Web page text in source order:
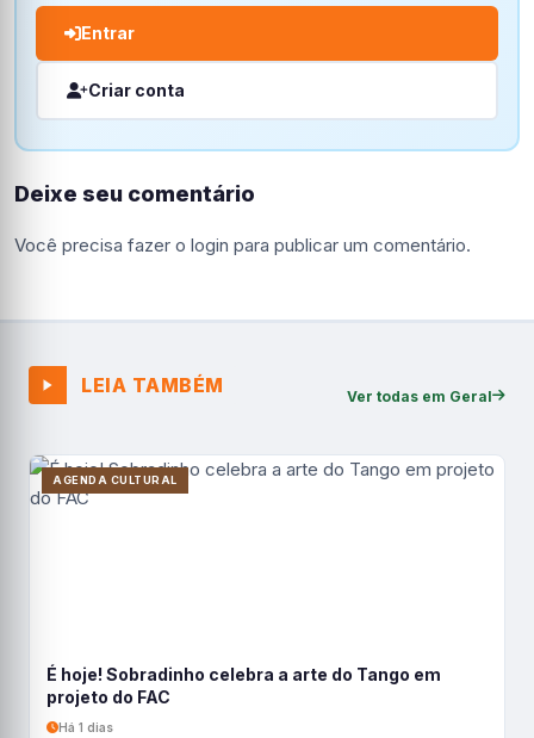
Entrar
Criar conta
Deixe seu comentário
Você precisa fazer o login para publicar um comentário.
LEIA TAMBÉM Ver todas em Geral
AGENDA CULTURAL
É hoje! Sobradinho celebra a arte do Tango em
projeto do FAC
Há 1 dias